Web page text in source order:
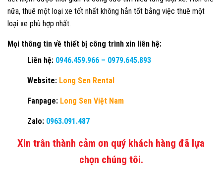
nữa, thuê một loại xe tốt nhất không hẳn tốt bằng việc thuê một
loại xe phù hợp nhất.
Mọi thông tin về thiết bị công trình xin liên hệ:
Liên hệ: 0946.459.966 – 0979.645.893
Website: Long Sen Rental
Fanpage: Long Sen Việt Nam
Zalo: 0963.091.487
Xin trân thành cảm ơn quý khách hàng đã lựa
chọn chúng tôi.